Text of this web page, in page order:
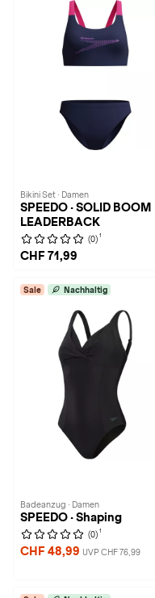
Bikini Set · Damen
SPEEDO · SOLID BOOM
LEADERBACK
(0) 1
CHF 71,99
Sale Nachhaltig
Badeanzug · Damen
SPEEDO · Shaping
(0) 1
CHF 48,99 UVP CHF 76,99